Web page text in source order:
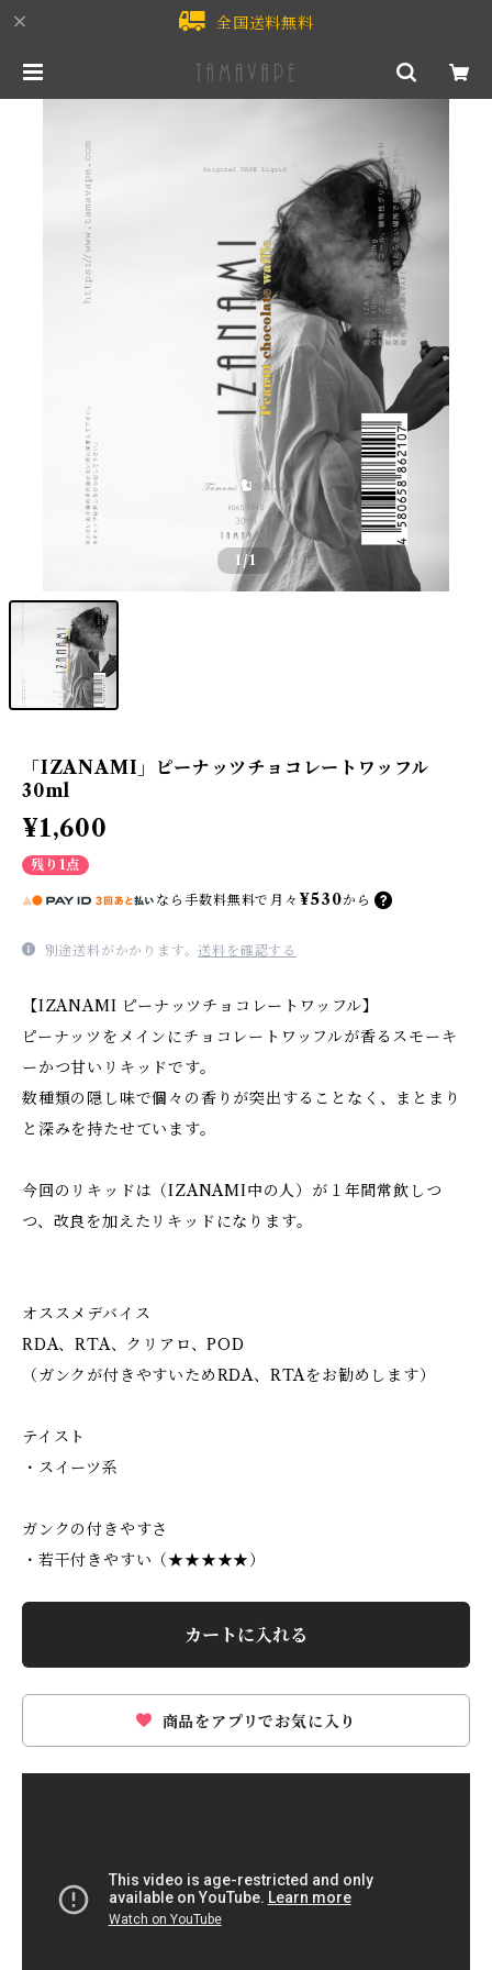
全国送料無料
1/1
「IZANAMI」ピーナッツチョコレートワッフル
30ml
¥1,600
残り1点
なら 手数料無料で 月々 ¥530から
別途送料がかかります。送料を確認する
【IZANAMI ピーナッツチョコレートワッフル】
ピーナッツをメインにチョコレートワッフルが香るスモーキ
ーかつ甘いリキッドです。
数種類の隠し味で個々の香りが突出することなく、まとまり
と深みを持たせています。
今回のリキッドは（IZANAMI中の人）が１年間常飲しつ
つ、改良を加えたリキッドになります。
オススメデバイス
RDA、RTA、クリアロ、POD
（ガンクが付きやすいためRDA、RTAをお勧めします）
テイスト
・スイーツ系
ガンクの付きやすさ
​・若干付きやすい（★★★★★）
カートに入れる
商品をアプリでお気に入り